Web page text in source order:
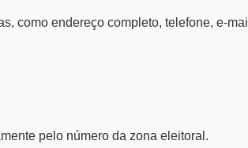
como endereço completo, telefone, e-mail
pelo número da zona eleitoral.